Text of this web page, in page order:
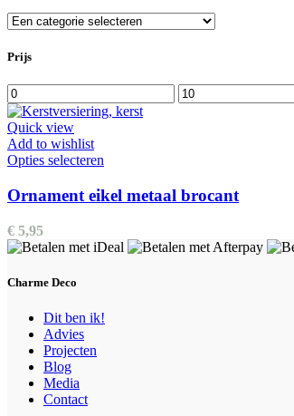
Prijs
Min.
prijs
Max.
prijs
Quick view
Add to wishlist
Opties selecteren
heeft
meerdere
Deze
optie
op
Ornament eikel metaal brocant
€ 5,95
Charme Deco
Dit ben ik!
Advies
Projecten
Blog
Media
Contact